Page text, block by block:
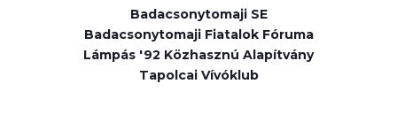
Badacsonytomaji SE
Badacsonytomaji Fiatalok Fóruma
Lámpás '92 Közhasznú Alapítvány
Tapolcai Vívóklub